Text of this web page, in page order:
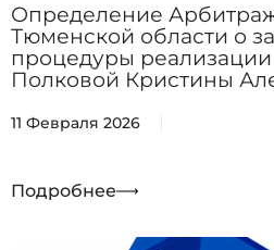
Определение
Тюменской области о
процедуры
Полковой Кристины
11 Февраля 2026
Подробнее